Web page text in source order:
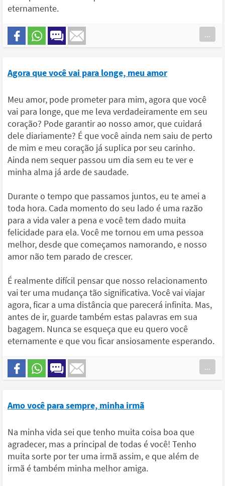
eternamente.
...
Agora que você vai para longe, meu amor
Meu amor, pode prometer para mim, agora que você
vai para longe, que me leva verdadeiramente em seu
coração? Pode garantir ao nosso amor, que cuidará
dele diariamente? É que você ainda nem saiu de perto
de mim e meu coração já suplica por seu carinho.
Ainda nem sequer passou um dia sem eu te ver e
minha alma já arde de saudade.
Durante o tempo que passamos juntos, eu te amei a
toda hora. Cada momento do seu lado é uma razão
para a vida valer a pena e você tem dado muita
felicidade para ela. Você me tornou em uma pessoa
melhor, desde que começamos namorando, e nosso
amor não tem parado de crescer.
É realmente difícil pensar que nosso relacionamento
vai ter uma mudança tão significativa. Você vai viajar
agora, ficar a uma distância que parecerá infinita. Mas,
antes de ir, guarde também estas palavras em sua
bagagem. Nunca se esqueça que eu quero você
eternamente e que vou ficar ansiosamente esperando.
...
Amo você para sempre, minha irmã
Na minha vida sei que tenho muita coisa boa que
agradecer, mas a principal de todas é você! Tenho
muita sorte por ter uma irmã assim, e que além de
irmã é também minha melhor amiga.